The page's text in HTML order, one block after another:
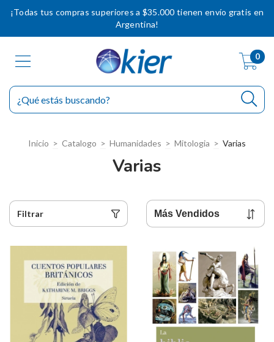
¡Todas tus compras superiores a $35.000 tienen envío gratis en
Argentina!
0
Inicio > Catalogo > Humanidades > Mitologia > Varias
Varias
Filtrar